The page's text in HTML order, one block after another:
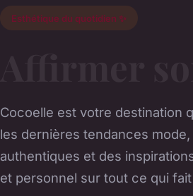
Esthétique du quotidien ✨
Cocoelle est votre destination
les dernières tendances
authentiques et des
et personnel sur tout ce qui